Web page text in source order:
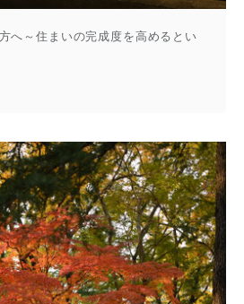
へ～住まいの完成度を高めるとい